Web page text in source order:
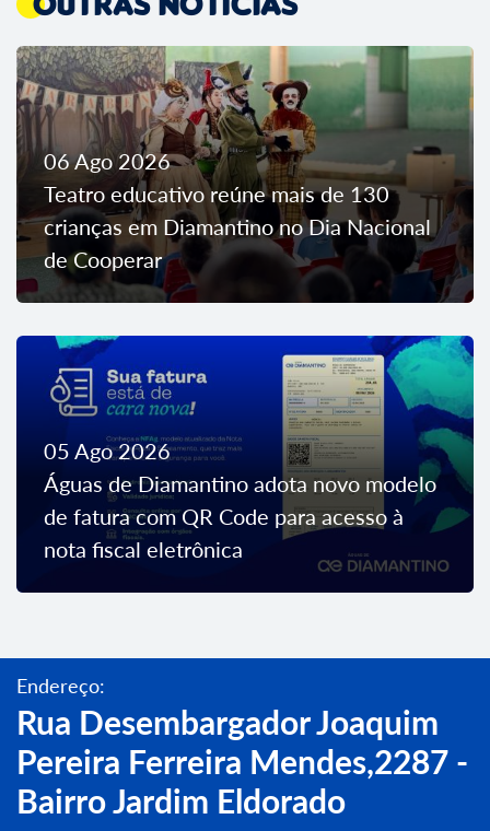
06 Ago 2026
Teatro educativo reúne mais de 130
crianças em Diamantino no Dia Nacional
de Cooperar
05 Ago 2026
Águas de Diamantino adota novo modelo
de fatura com QR Code para acesso à
nota fiscal eletrônica
Endereço:
Rua Desembargador Joaquim
Pereira Ferreira Mendes,2287 -
Bairro Jardim Eldorado